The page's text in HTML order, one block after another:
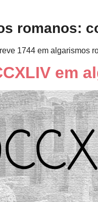
romanos:
1744 em algarismos
em